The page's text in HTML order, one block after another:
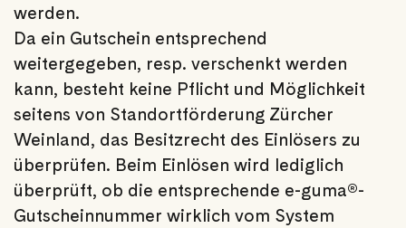
werden.
Da ein Gutschein entsprechend
weitergegeben, resp. verschenkt werden
kann, besteht keine Pflicht und Möglichkeit
seitens von Standortförderung Zürcher
Weinland, das Besitzrecht des Einlösers zu
überprüfen. Beim Einlösen wird lediglich
überprüft, ob die entsprechende e-guma®-
Gutscheinnummer wirklich vom System